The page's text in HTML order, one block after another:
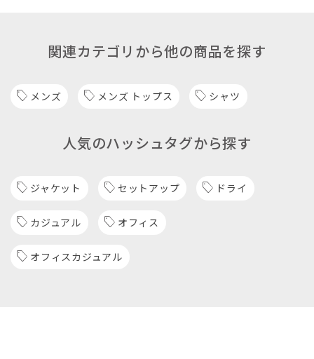
関連カテゴリから他の商品を探す
メンズ メンズ トップス シャツ
人気のハッシュタグから探す
ジャケット セットアップ ドライ
カジュアル オフィス
オフィスカジュアル